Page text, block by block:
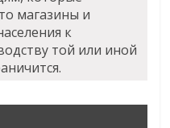
магазины и
к
той или иной